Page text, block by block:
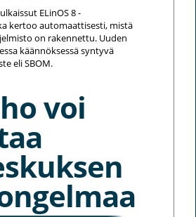
ELinOS 8 -
kertoo automaattisesti, mistä
on rakennettu. Uuden
käännöksessä syntyvä
eli SBOM.
voi